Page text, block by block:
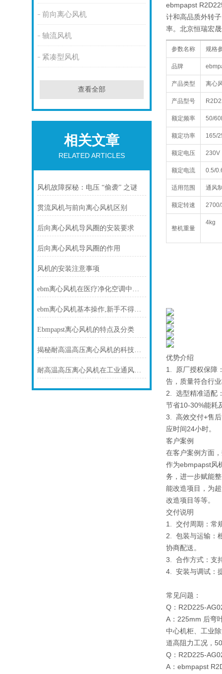
前向离心风机
轴流风机
紧凑型风机
查看全部
相关文章
RELATED ARTICLES
风机故障探秘：电压 “偷袭” 之谜
贯流风机与前向离心风机区别
后向离心风机导风圈的安装要求
后向离心风机导风圈的作用
风机的安装注意事项
ebm离心风机在医疗净化空调中的静音与洁净优势
ebm离心风机基本操作,新手不得不看
Ebmpapst离心风机的特点及分类
揭秘耐高温高压离心风机的科技力量！
耐高温高压离心风机在工业通风方面发挥着重要作用
ebmpapst
计和高品质外转
率。北京恒瑞宏
参数名称 规格
品牌
产品类型 离心
产品型号
额定频率 50/
额定功率 165/
额定电压 230V
额定电流 0.5/
适用范围 通风
额定转速
整机重量
4kg
优势介绍
1. 原厂授权保障
告，质量符合行
2. 选型精准适配
节省10-30%能耗
3. 高效交付+售
应时间24小时。
客户案例
在客户案例方面
作为ebmpapst风
务，进一步赋能
能改造项目，为
改造项目等等。
交付说明
1. 交付周期：常
2. 包装与运输：
协商配送。
3. 合作方式：支
4. 安装与调试：
常见问题：
Q：R2D225-
A：225mm 后弯
中心机柜、工业
道高阻力工况，
Q：R2D225-
A：ebmpapst